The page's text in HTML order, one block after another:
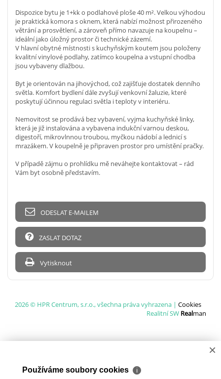
Dispozice bytu je 1+kk o podlahové ploše 40 m². Velkou výhodou
je praktická komora s oknem, která nabízí možnost přirozeného
větrání a prosvětlení, a zároveň přímo navazuje na koupelnu –
ideální jako úložný prostor či technické zázemí.
V hlavní obytné místnosti s kuchyňským koutem jsou položeny
kvalitní vinylové podlahy, zatímco koupelna a vstupní chodba
jsou vybaveny dlažbou.
Byt je orientován na jihovýchod, což zajišťuje dostatek denního
světla. Komfort bydlení dále zvyšují venkovní žaluzie, které
poskytují účinnou regulaci světla i teploty v interiéru.
Nemovitost se prodává bez vybavení, vyjma kuchyňské linky,
která je již instalována a vybavena indukční varnou deskou,
digestoří, mikrovlnnou troubou, myčkou nádobí a lednicí s
mrazákem. V koupelně je připraven prostor pro umístění pračky.
V případě zájmu o prohlídku mě neváhejte kontaktovat – rád
Vám byt osobně představím.
ODESLAT E-MAILEM
ZASLAT DOTAZ
Vytisknout
2026 © HPR Centrum, s.r.o., všechna práva vyhrazena | Cookies
Realitní SW Realman
×
Používáme soubory cookies ℹ